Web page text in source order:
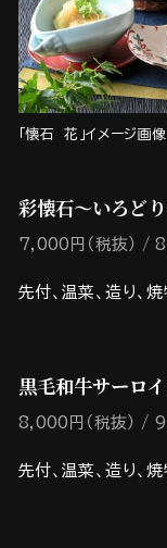
「懐石 花」イメージ画像
彩懐石～いろど
7,000円（税抜）
先付、温菜、造り、
黒毛和牛サーロ
8,000円（税抜）
先付、温菜、造り、